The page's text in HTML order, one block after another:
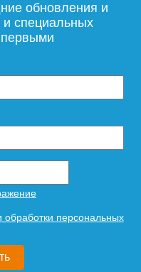
обновления и
и специальных
обработки персональных